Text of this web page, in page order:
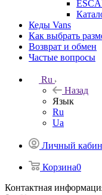
Кеды Vans
Как выбрать
Возврат и обмен
Частые вопросы
Ru
Назад
Язык
Ru
Ua
Личный
Корзина0
Контактная